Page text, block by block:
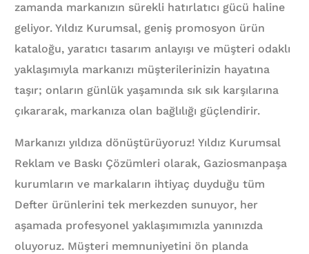
zamanda markanızın sürekli hatırlatıcı gücü haline
geliyor. Yıldız Kurumsal, geniş promosyon ürün
kataloğu, yaratıcı tasarım anlayışı ve müşteri odaklı
yaklaşımıyla markanızı müşterilerinizin hayatına
taşır; onların günlük yaşamında sık sık karşılarına
çıkararak, markanıza olan bağlılığı güçlendirir.
Markanızı yıldıza dönüştürüyoruz! Yıldız Kurumsal
Reklam ve Baskı Çözümleri olarak, Gaziosmanpaşa
kurumların ve markaların ihtiyaç duyduğu tüm
Defter ürünlerini tek merkezden sunuyor, her
aşamada profesyonel yaklaşımımızla yanınızda
oluyoruz. Müşteri memnuniyetini ön planda